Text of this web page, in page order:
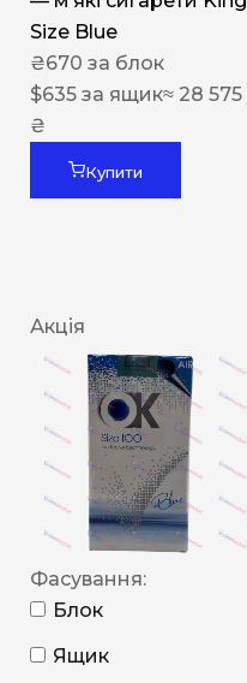
Size Blue
₴670 за блок
$635 за ящик≈ 28 575
₴
Купити
Акція
Фасування:
Блок
Ящик